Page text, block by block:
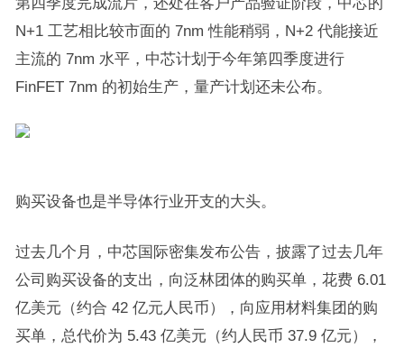
N+1 工艺相比较市面的 7nm 性能稍弱，N+2 代能接近
主流的 7nm 水平，中芯计划于今年第四季度进行
FinFET 7nm 的初始生产，量产计划还未公布。
购买设备也是半导体行业开支的大头。
过去几个月，中芯国际密集发布公告，披露了过去几年
公司购买设备的支出，向泛林团体的购买单，花费 6.01
亿美元（约合 42 亿元人民币），向应用材料集团的购
买单，总代价为 5.43 亿美元（约人民币 37.9 亿元），